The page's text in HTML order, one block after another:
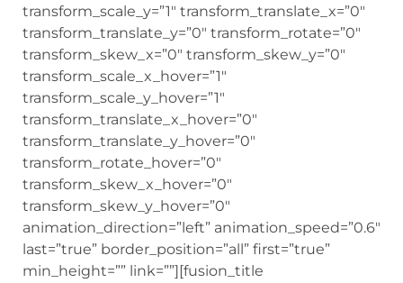
transform_scale_y=”1″ transform_translate_x=”0″
transform_translate_y=”0″ transform_rotate=”0″
transform_skew_x=”0″ transform_skew_y=”0″
transform_scale_x_hover=”1″
transform_scale_y_hover=”1″
transform_translate_x_hover=”0″
transform_translate_y_hover=”0″
transform_rotate_hover=”0″
transform_skew_x_hover=”0″
transform_skew_y_hover=”0″
animation_direction=”left” animation_speed=”0.6″
last=”true” border_position=”all” first=”true”
min_height=”” link=””][fusion_title